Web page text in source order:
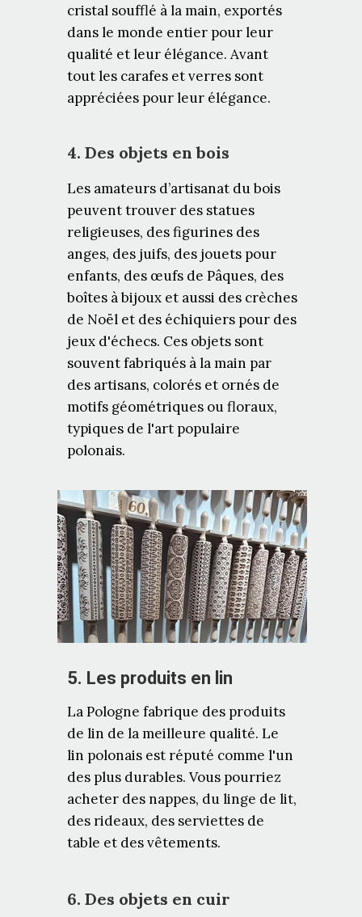
5. Les produits en lin
La Pologne fabrique des produits
de lin de la meilleure qualité. Le
lin polonais est réputé comme l'un
des plus durables. Vous pourriez
acheter des nappes, du linge de lit,
des rideaux, des serviettes de
table et des vêtements.
6. Des objets en cuir
cristal soufflé à la main, exportés
dans le monde entier pour leur
qualité et leur élégance. Avant
tout les carafes et verres sont
appréciées pour leur élégance.
4. Des objets en bois
Les amateurs d’artisanat du bois
peuvent trouver des statues
religieuses, des figurines des
anges, des juifs, des jouets pour
enfants, des œufs de Pâques, des
boîtes à bijoux et aussi des crèches
de Noël et des échiquiers pour des
jeux d'échecs. Ces objets sont
souvent fabriqués à la main par
des artisans, colorés et ornés de
motifs géométriques ou floraux,
typiques de l'art populaire
polonais.